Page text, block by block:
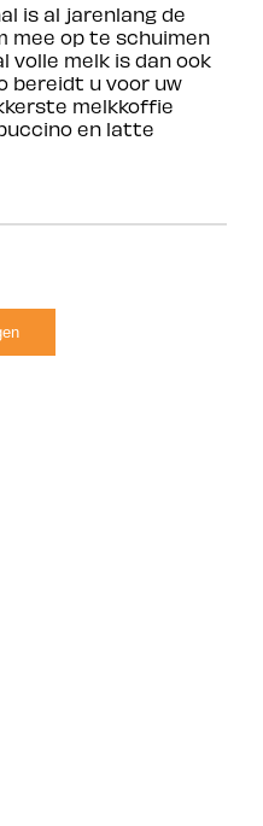
is al jarenlang de
mee op te schuimen
volle melk is dan ook
bereidt u voor uw
melkkoffie
en latte